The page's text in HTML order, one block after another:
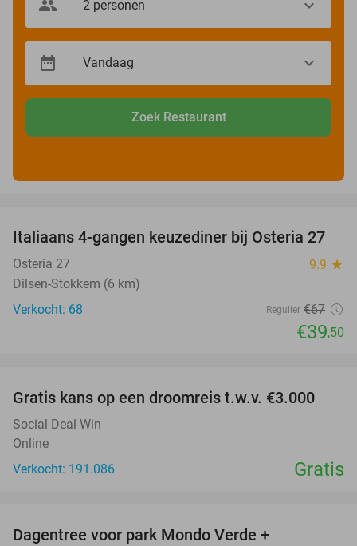
Zoek Restaurant
41%
Italiaans 4-gangen keuzediner bij Osteria 27
Osteria 27 9.9 star
Dilsen-Stokkem (6 km)
Verkocht: 68
Regulier €67
€39,50
Gratis kans op een droomreis t.w.v. €3.000
Social Deal Win
Online
Verkocht: 191.086
Gratis
Dagentree voor park Mondo Verde +